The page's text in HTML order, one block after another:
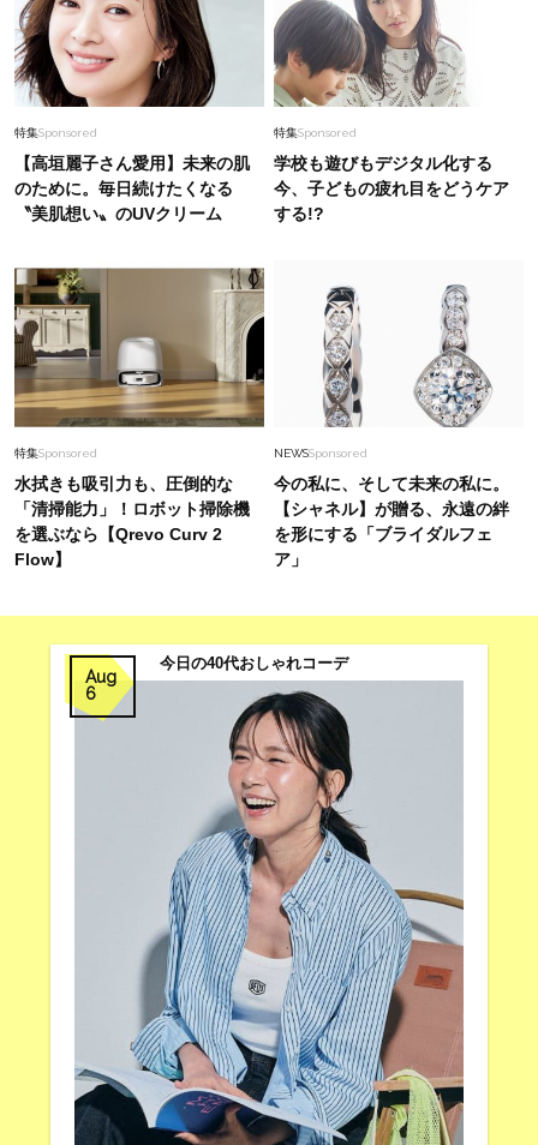
特集Sponsored
【高垣麗子さん愛用】未来の肌
のために。毎日続けたくなる
〝美肌想い〟のUVクリーム
特集Sponsored
学校も遊びもデジタル化する
今、子どもの疲れ目をどうケア
する!?
特集Sponsored
水拭きも吸引力も、圧倒的な
「清掃能力」！ロボット掃除機
を選ぶなら【Qrevo Curv 2
Flow】
NEWSSponsored
今の私に、そして未来の私に。
【シャネル】が贈る、永遠の絆
を形にする「ブライダルフェ
ア」
Aug
6
今日の40代おしゃれコーデ